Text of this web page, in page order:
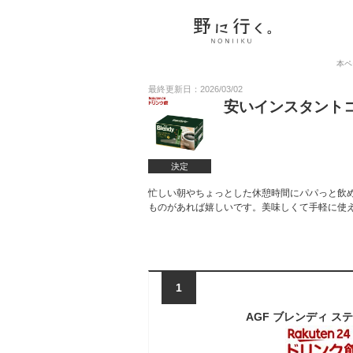
本
最終更新日：2026/03/02
決定
安いインスタント
忙しい朝やちょっとした休憩時間にパパっと
ものがあれば嬉しいです。美味しくて手軽に
1